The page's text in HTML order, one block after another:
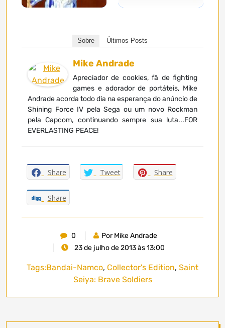
Sobre Últimos Posts
Mike Andrade
Apreciador de cookies, fã de fighting
games e adorador de portáteis, Mike
Andrade acorda todo dia na esperança do anúncio de
Shining Force IV pela Sega ou um novo Rockman
pela Capcom, continuando sempre sua luta...FOR
EVERLASTING PEACE!
Share Tweet Share
Share
0
Por Mike Andrade
23 de julho de 2013 às 13:00
Tags:Bandai-Namco, Collector's Edition, Saint
Seiya: Brave Soldiers